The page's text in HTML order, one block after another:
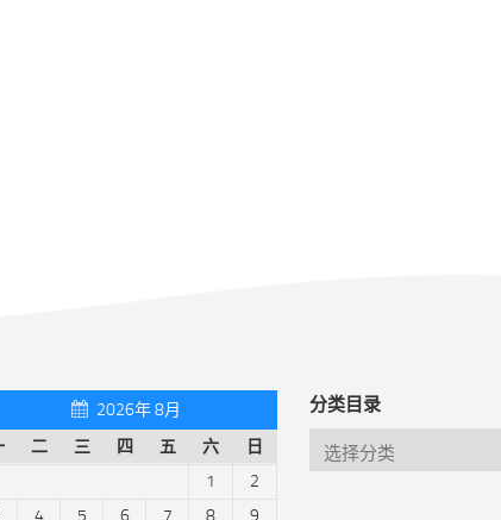
2026年 8月
二 三 四 五 六
日
1
2
4 5 6 7 8 9
分类目录